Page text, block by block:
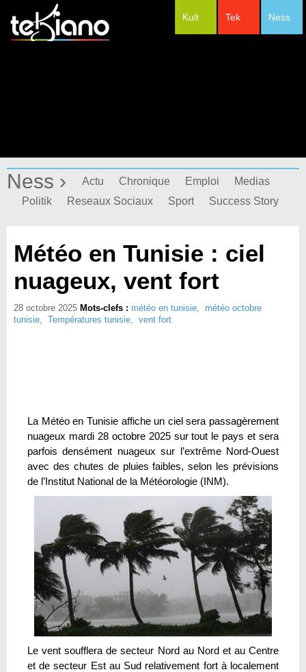
Ness
Tek
Kult
Ness › Actu Chronique Emploi
Medias
Politik
Reseaux Sociaux Sport Success Story
Météo en Tunisie : ciel
nuageux, vent fort
28 octobre 2025 Mots-clefs : météo en tunisie, météo octobre
tunisie, Températures tunisie, vent fort
La Météo en Tunisie affiche un ciel sera passagèrement
nuageux mardi 28 octobre 2025 sur tout le pays et sera
parfois densément nuageux sur l’extrême Nord-Ouest
avec des chutes de pluies faibles, selon les prévisions
de l’Institut National de la Météorologie (INM).
Le vent soufflera de secteur Nord au Nord et au Centre
et de secteur Est au Sud relativement fort à localement